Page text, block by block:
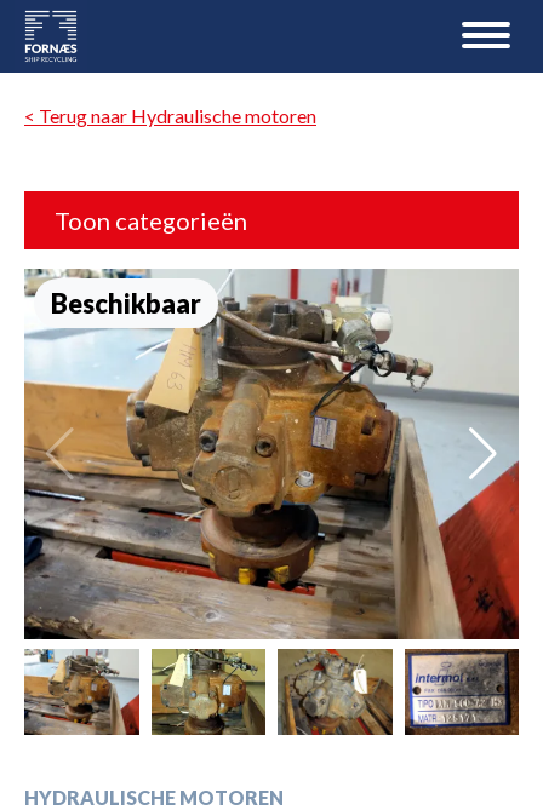
< Terug naar Hydraulische motoren
Toon categorieën
Beschikbaar
HYDRAULISCHE MOTOREN